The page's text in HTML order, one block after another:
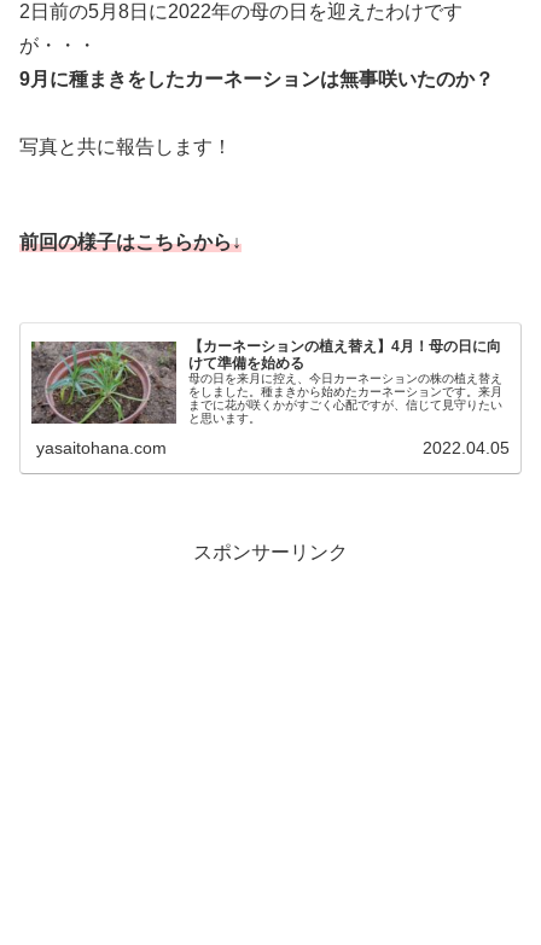
2日前の5月8日に2022年の母の日を迎えたわけです
が・・・
9月に種まきをしたカーネーションは無事咲いたのか？
写真と共に報告します！
前回の様子はこちらから↓
【カーネーションの植え替え】4月！母の日に向
けて準備を始める
母の日を来月に控え、今日カーネーションの株の植え替え
をしました。種まきから始めたカーネーションです。来月
までに花が咲くかがすごく心配ですが、信じて見守りたい
と思います。
yasaitohana.com 2022.04.05
スポンサーリンク